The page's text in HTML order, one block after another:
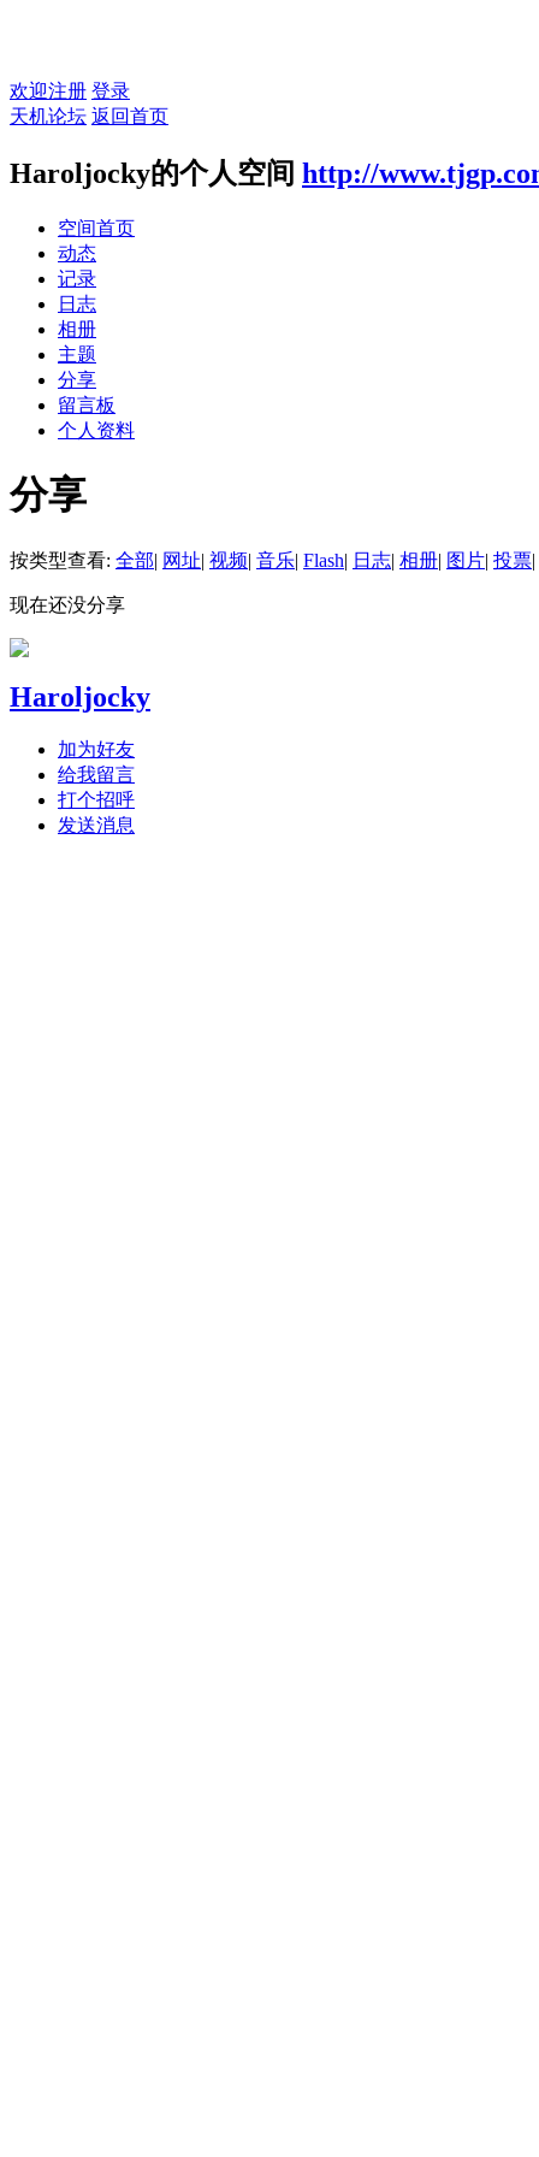
欢迎注册 登录
天机论坛 返回首页
Haroljocky的个人空间 http://
空间首页
动态
记录
日志
相册
主题
分享
留言板
个人资料
分享
按类型查看: 全部| 网址| 视频| 音乐| Flash| 日志| 相册| 图片| 投票|
现在还没分享
Haroljocky
加为好友
给我留言
打个招呼
发送消息